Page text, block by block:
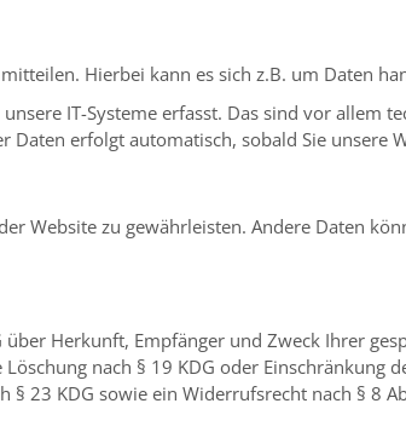
Hierbei kann es sich z.B. um Daten
IT-Systeme erfasst. Das sind vor allem
Daten erfolgt automatisch, sobald Sie unsere
Website zu gewährleisten. Andere Daten
Herkunft, Empfänger und Zweck Ihrer
nach § 19 KDG oder Einschränkung
23 KDG sowie ein Widerrufsrecht nach § 8